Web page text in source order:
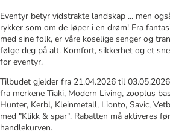
Eventyr betyr vidstrakte landskap ... men
rykker som om de løper i en drøm! Fra
med sine folk, er våre koselige senger og
følge deg på alt. Komfort, sikkerhet og et
for eventyr.
Tilbudet gjelder fra 21.04.2026 til
fra merkene Tiaki, Modern Living, zooplus
Hunter, Kerbl, Kleinmetall, Lionto, Savic,
med "Klikk & spar". Rabatten må aktiveres
handlekurven.